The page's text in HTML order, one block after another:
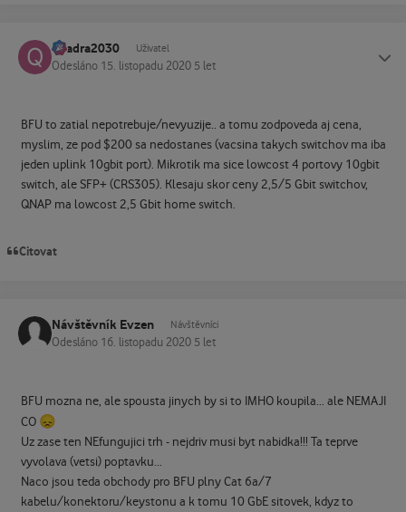
quadra2030 Uživatel
Odesláno 15. listopadu 2020 5 let
BFU to zatial nepotrebuje/nevyuzije.. a tomu zodpoveda aj cena,
myslim, ze pod $200 sa nedostanes (vacsina takych switchov ma iba
jeden uplink 10gbit port). Mikrotik ma sice lowcost 4 portovy 10gbit
switch, ale SFP+ (CRS305). Klesaju skor ceny 2,5/5 Gbit switchov,
QNAP ma lowcost 2,5 Gbit home switch.
Citovat
Návštěvník Evzen Návštěvníci
Odesláno 16. listopadu 2020 5 let
BFU mozna ne, ale spousta jinych by si to IMHO koupila... ale NEMAJI
CO 😞
Uz zase ten NEfungujici trh - nejdriv musi byt nabidka!!! Ta teprve
vyvolava (vetsi) poptavku...
Naco jsou teda obchody pro BFU plny Cat 6a/7
kabelu/konektoru/keystonu a k tomu 10 GbE sitovek, kdyz to